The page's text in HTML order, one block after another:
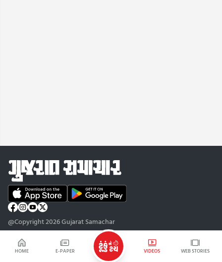
HOME E-PAPER VIDEOS WEB STORIES
@Copyright 2026 Gujarat Samachar